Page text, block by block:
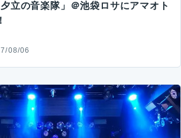
立の音楽隊」＠池袋ロサにアマオト
08/06